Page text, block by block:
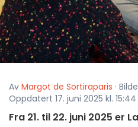
Av Margot de Sortiraparis ·
Oppdatert 17. juni 2025 kl. 15:44
Fra 21. til 22. juni 2025 er